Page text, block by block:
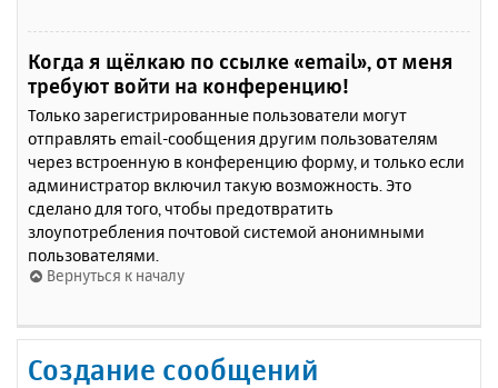
Когда я щёлкаю по ссылке «email», от меня
требуют войти на конференцию!
Только зарегистрированные пользователи могут
отправлять email-сообщения другим пользователям
через встроенную в конференцию форму, и только если
администратор включил такую возможность. Это
сделано для того, чтобы предотвратить
злоупотребления почтовой системой анонимными
пользователями.
Вернуться к началу
Создание сообщений